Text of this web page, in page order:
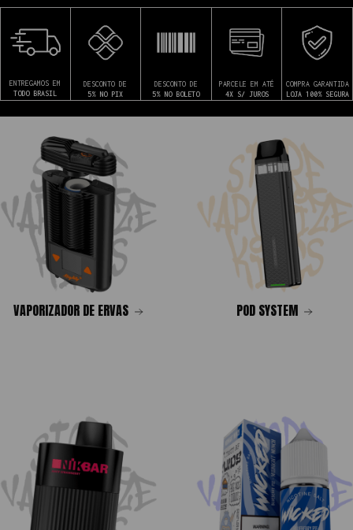
ENTREGAMOS EM
TODO BRASIL
DESCONTO DE
5% NO PIX
DESCONTO DE
5% NO BOLETO
PARCELE EM ATÉ
4X S/ JUROS
COMPRA GARANTIDA
LOJA 100% SEGURA
VAPORIZADOR DE ERVAS POD SYSTEM